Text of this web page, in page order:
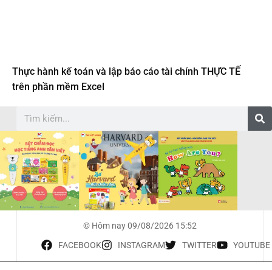
Thực hành kế toán và lập báo cáo tài chính THỰC TẾ
trên phần mềm Excel
© Hôm nay 09/08/2026 15:52
FACEBOOK INSTAGRAM TWITTER YOUTUBE